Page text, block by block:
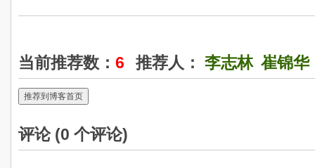
当前推荐数： 6 推荐人： 李志林 崔锦华
推荐到博客首页
评论 (0 个评论)